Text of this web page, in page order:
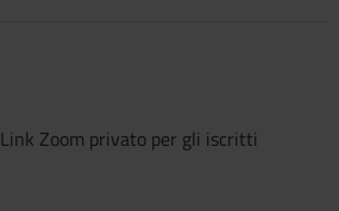
Link Zoom privato per gli iscritti